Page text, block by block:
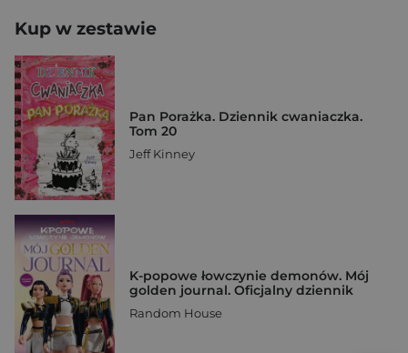
Kup w zestawie
Pan Porażka. Dziennik cwaniaczka.
Tom 20
Jeff Kinney
K-popowe łowczynie demonów. Mój
golden journal. Oficjalny dziennik
Random House